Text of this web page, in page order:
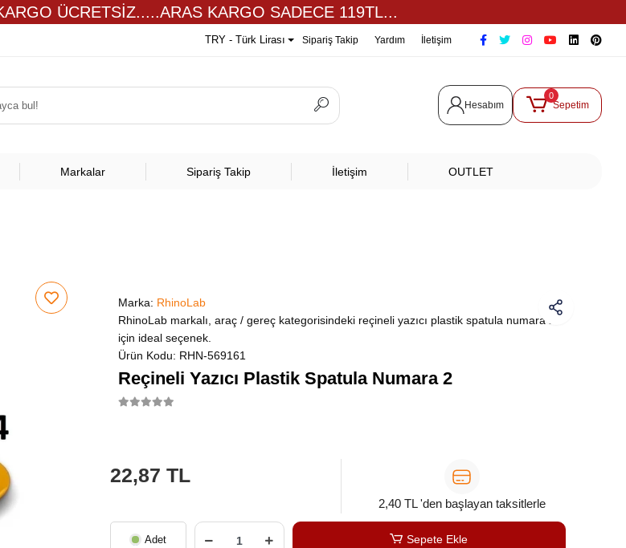
ÜCRETSİZ.....ARAS KARGO SADECE 119TL...
TRY - Türk Lirası Sipariş Takip Yardım İletişim
Hesabım
0
Sepetim
Markalar Sipariş Takip İletişim OUTLET
Marka: RhinoLab
RhinoLab markalı, araç / gereç kategorisindeki reçineli yazıcı plastik spatula numara 2
için ideal seçenek.
Ürün Kodu: RHN-569161
Reçineli Yazıcı Plastik Spatula Numara 2
22,87 TL
2,40 TL 'den başlayan taksitlerle
Adet Sepete Ekle